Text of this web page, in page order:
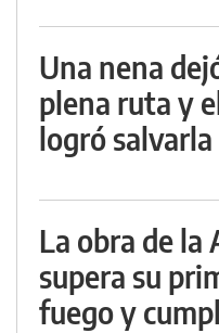
Una nena
plena ruta y
logró salvarla
La obra de la
supera su
fuego y